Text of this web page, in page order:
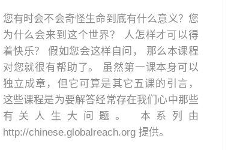
您有时会不会奇怪生命到底有什么意义？您
为什么会来到这个世界？ 人怎样才可以得
着快乐？ 假如您会这样自问， 那么本课程
对您就很有帮助了。 虽然第一课本身可以
独立成章，但它可算是其它五课的引言，
这些课程是为要解答经常存在我们心中那些
有关人生大问题。 本系列由
http://chinese.globalreach.org 提供。